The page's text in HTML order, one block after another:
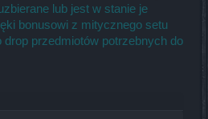
lub jest w stanie je
bonusowi z mitycznego setu
drop przedmiotów potrzebnych do